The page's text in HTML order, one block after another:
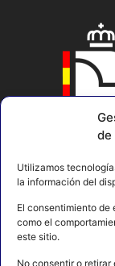
de
Utilizamos
la información del
El consentimiento de
como el
este sitio.
No consentir o